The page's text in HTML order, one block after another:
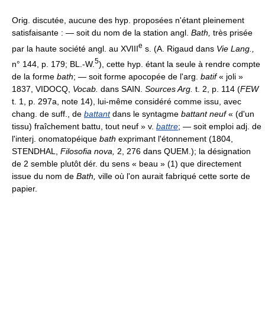
Orig. discutée, aucune des hyp. proposées n'étant pleinement
satisfaisante : — soit du nom de la station angl. Bath, très prisée
par la haute société angl. au XVIIIe s. (A. Rigaud dans Vie Lang.,
n° 144, p. 179; BL.-W. 5), cette hyp. étant la seule à rendre compte
de la forme bath; — soit forme apocopée de l'arg. batif« joli »
1837, VIDOCQ, Vocab. dans SAIN. Sources Arg. t. 2, p. 114 (FEW
t. 1, p. 297a, note 14), lui-même considéré comme issu, avec
chang. de suff., de battantdans le syntagme battant neuf« (d'un
tissu) fraîchement battu, tout neuf » v. battre; — soit emploi adj. de
l'interj. onomatopéique bath exprimant l'étonnement (1804,
STENDHAL, Filosofia nova,
2, 276 dans QUEM.); la désignation
de 2 semble plutôt dér. du sens « beau » (1) que directement
issue du nom de Bath, ville où l'on aurait fabriqué cette sorte de
papier.